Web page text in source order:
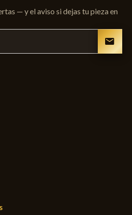
— y el aviso si dejas tu pieza en